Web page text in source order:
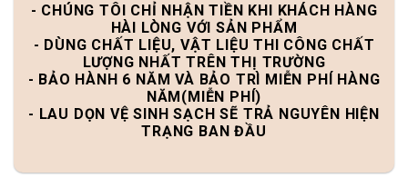
- CHÚNG TÔI CHỈ NHẬN TIỀN KHI KHÁCH HÀNG
HÀI LÒNG VỚI SẢN PHẨM
- DÙNG CHẤT LIỆU, VẬT LIỆU THI CÔNG CHẤT
LƯỢNG NHẤT TRÊN THỊ TRƯỜNG
- BẢO HÀNH 6 NĂM VÀ BẢO TRÌ MIỄN PHÍ HÀNG
NĂM(MIỄN PHÍ)
- LAU DỌN VỆ SINH SẠCH SẼ TRẢ NGUYÊN HIỆN
TRẠNG BAN ĐẦU